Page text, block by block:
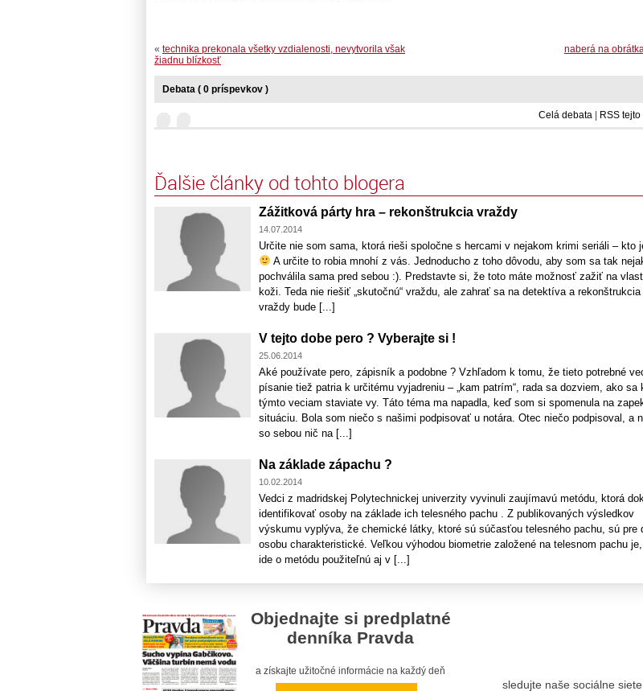
naberá na
« technika prekonala všetky vzdialenosti, nevytvorila však
žiadnu blízkosť
Debata ( 0 príspevkov )
Celá debata | RSS
Ďalšie články od tohto blogera
Zážitková párty hra – rekonštrukcia vraždy
14.07.2014
Určite nie som sama, ktorá rieši spoločne s hercami v nejakom krimi seriáli – kto
A určite to robia mnohí z vás. Jednoducho z toho dôvodu, aby som sa tak
pochválila sama pred sebou :). Predstavte si, že toto máte možnosť zažiť na
koži. Teda nie riešiť „skutočnú“ vraždu, ale zahrať sa na detektíva a rekonštrukcia
vraždy bude [...]
V tejto dobe pero ? Vyberajte si !
25.06.2014
Aké používate pero, zápisník a podobne ? Vzhľadom k tomu, že tieto potrebné
písanie tiež patria k určitému vyjadreniu – „kam patrím“, rada sa dozviem, ako sa
týmto veciam staviate vy. Táto téma ma napadla, keď som si spomenula na
situáciu. Bola som niečo s našimi podpisovať u notára. Otec niečo podpisoval, a
so sebou nič na [...]
Na základe zápachu ?
10.02.2014
Vedci z madridskej Polytechnickej univerzity vyvinuli zaujímavú metódu, ktorá
identifikovať osoby na základe ich telesného pachu . Z publikovaných výsledkov
výskumu vyplýva, že chemické látky, ktoré sú súčasťou telesného pachu, sú pre
osobu charakteristické. Veľkou výhodou biometrie založené na telesnom pachu
ide o metódu použiteľnú aj v [...]
Objednajte si predplatné
denníka Pravda
a získajte užitočné informácie na každý deň
sledujte naše sociálne siete